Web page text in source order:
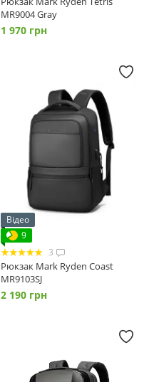
MR9004 Gray
1 970 грн
Відео
9
3
Рюкзак Mark Ryden Coast
MR9103SJ
2 190 грн